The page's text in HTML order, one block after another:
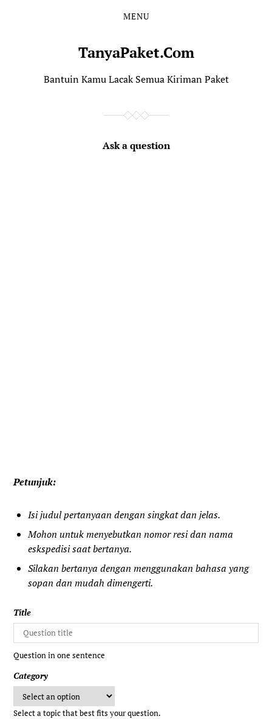
MENU
TanyaPaket.Com
Bantuin Kamu Lacak Semua Kiriman Paket
Ask a question
Petunjuk:
Isi judul pertanyaan dengan singkat dan jelas.
Mohon untuk menyebutkan nomor resi dan nama
eskspedisi saat bertanya.
Silakan bertanya dengan menggunakan bahasa yang
sopan dan mudah dimengerti.
Title
Question in one sentence
Category
Select a topic that best fits your question.